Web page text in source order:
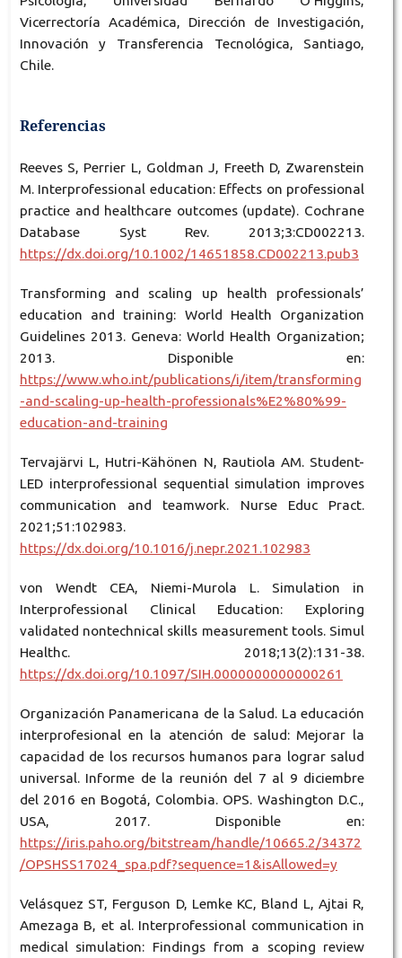
Vicerrectoría Académica, Dirección de Investigación,
Innovación y Transferencia Tecnológica, Santiago,
Chile.
Referencias
Reeves S, Perrier L, Goldman J, Freeth D, Zwarenstein
M. Interprofessional education: Effects on professional
practice and healthcare outcomes (update). Cochrane
Database Syst Rev. 2013;3:CD002213.
https://dx.doi.org/10.1002/14651858.CD002213.pub3
Transforming and scaling up health professionals’
education and training: World Health Organization
Guidelines 2013. Geneva: World Health Organization;
2013. Disponible en:
https://www.who.int/publications/i/item/transforming
-and-scaling-up-health-professionals%E2%80%99-
education-and-training
Tervajärvi L, Hutri-Kähönen N, Rautiola AM. Student-
LED interprofessional sequential simulation improves
communication and teamwork. Nurse Educ Pract.
2021;51:102983.
https://dx.doi.org/10.1016/j.nepr.2021.102983
von Wendt CEA, Niemi-Murola L. Simulation in
Interprofessional Clinical Education: Exploring
validated nontechnical skills measurement tools. Simul
Healthc. 2018;13(2):131-38.
https://dx.doi.org/10.1097/SIH.0000000000000261
Organización Panamericana de la Salud. La educación
interprofesional en la atención de salud: Mejorar la
capacidad de los recursos humanos para lograr salud
universal. Informe de la reunión del 7 al 9 diciembre
del 2016 en Bogotá, Colombia. OPS. Washington D.C.,
USA, 2017. Disponible en:
https://iris.paho.org/bitstream/handle/10665.2/34372
/OPSHSS17024_spa.pdf?sequence=1&isAllowed=y
Velásquez ST, Ferguson D, Lemke KC, Bland L, Ajtai R,
Amezaga B, et al. Interprofessional communication in
medical simulation: Findings from a scoping review